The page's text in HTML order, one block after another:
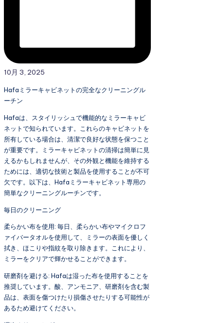
10月 3, 2025
Hafaミラーキャビネットの完全なクリーニングル
ーチン
Hafaは、スタイリッシュで機能的なミラーキャビ
ネットで知られています。これらのキャビネットを
所有している場合は、清潔で良好な状態を保つこと
が重要です。ミラーキャビネットの清掃は簡単に見
えるかもしれませんが、その外観と機能を維持する
ためには、適切な技術と製品を使用することが不可
欠です。以下は、Hafaミラーキャビネット専用の
簡単なクリーニングルーチンです。
毎日のクリーニング
柔らかい布を使用: 毎日、柔らかい布やマイクロフ
ァイバータオルを使用して、ミラーの表面を優しく
拭き、ほこりや指紋を取り除きます。これにより、
ミラーをクリアで輝かせることができます。
研磨剤を避ける: Hafaは湿った布を使用することを
推奨しています。酸、アンモニア、研磨剤を含む製
品は、表面を傷つけたり損傷させたりする可能性が
あるため避けてください。